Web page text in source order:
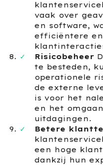
vaak over
en software,
efficiëntere
Risicobeheer
te besteden,
operationele
de externe
is voor het
en het
uitdagingen.
Betere
een hoge
dankzij hun